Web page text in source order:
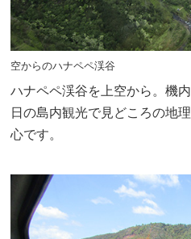
空からのハナペペ渓谷
ハナペペ渓谷を上空から。機
日の島内観光で見どころの地
心です。